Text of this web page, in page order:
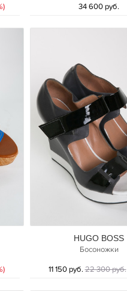
34 600 руб.
HUGO BOSS
Босоножки
11 150 руб.22 300 руб.